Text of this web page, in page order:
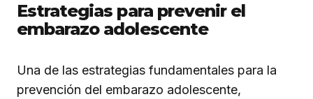
Estrategias para prevenir el
embarazo adolescente
Una de las estrategias fundamentales para la
prevención del embarazo adolescente,